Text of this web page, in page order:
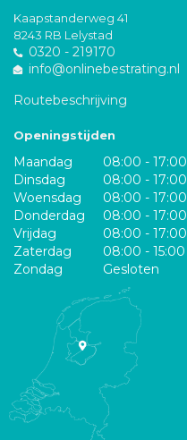
Kaapstanderweg 41
8243 RB Lelystad
0320 - 219170
info@onlinebestrating.nl
Routebeschrijving
Openingstijden
Maandag
08:00 - 17:00
Dinsdag
08:00 - 17:00
Woensdag
08:00 - 17:00
Donderdag
08:00 - 17:00
Vrijdag
08:00 - 17:00
Zaterdag
08:00 - 15:00
Zondag
Gesloten